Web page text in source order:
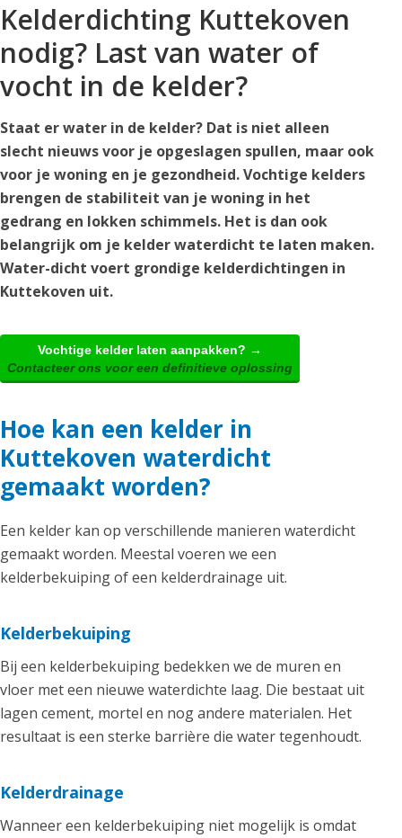
Kelderdichting Kuttekoven
nodig? Last van water of
vocht in de kelder?
Staat er water in de kelder? Dat is niet alleen
slecht nieuws voor je opgeslagen spullen, maar ook
voor je woning en je gezondheid. Vochtige kelders
brengen de stabiliteit van je woning in het
gedrang en lokken schimmels. Het is dan ook
belangrijk om je kelder waterdicht te laten maken.
Water-dicht voert grondige kelderdichtingen in
Kuttekoven uit.
Vochtige kelder laten aanpakken? →
Contacteer ons voor een definitieve oplossing
Hoe kan een kelder in
Kuttekoven waterdicht
gemaakt worden?
Een kelder kan op verschillende manieren waterdicht
gemaakt worden. Meestal voeren we een
kelderbekuiping of een kelderdrainage uit.
Kelderbekuiping
Bij een kelderbekuiping bedekken we de muren en
vloer met een nieuwe waterdichte laag. Die bestaat uit
lagen cement, mortel en nog andere materialen. Het
resultaat is een sterke barrière die water tegenhoudt.
Kelderdrainage
Wanneer een kelderbekuiping niet mogelijk is omdat